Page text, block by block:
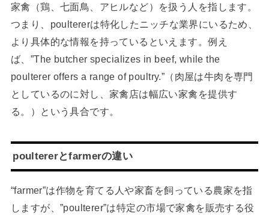
家禽（鶏、七面鳥、アヒルなど）を扱う人を指します。
つまり、poultererは特化したニッチな業界にいるため、
より具体的な情報を持っているといえます。例え
ば、”The butcher specializes in beef, while the
poulterer offers a range of poultry.”（肉屋は牛肉を専門
としているのに対し、家禽店は幅広い家禽を提供す
る。）という具合です。
poultererとfarmerの違い
“farmer”は作物を育てる人や家畜を飼っている農家を指
しますが、”poulterer”は特定の市場で家禽を販売する役